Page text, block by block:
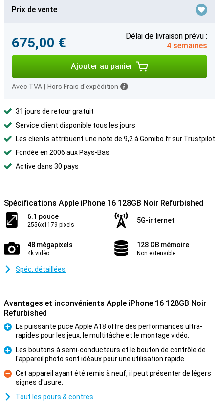
Prix de vente
675,00 €
Délai de livraison prévu :
4 semaines
Ajouter au panier
Avec TVA Hors Frais d'expédition
31 jours de retour gratuit
Service client disponible tous les jours
Les clients attribuent une note de 9,2 à Gomibo.fr sur Trustpilot
Fondée en 2006 aux Pays-Bas
Active dans 30 pays
Spécifications Apple iPhone 16 128GB Noir Refurbished
6.1 pouce
2556x1179 pixels
5G-internet
48 mégapixels
4k vidéo
128 GB mémoire
Non extensible
Spéc. détaillées
Avantages et inconvénients Apple iPhone 16 128GB Noir
Refurbished
Pour
La puissante puce Apple A18 offre des performances ultra-
rapides pour les jeux, le multitâche et le montage vidéo.
Pour
Les boutons à semi-conducteurs et le bouton de contrôle de
l'appareil photo sont idéaux pour une utilisation rapide.
Contre
Cet appareil ayant été remis à neuf, il peut présenter de légers
signes d'usure.
Tout les pours & contres